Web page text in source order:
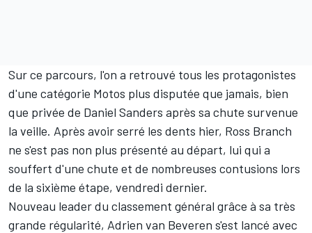
Sur ce parcours, l'on a retrouvé tous les protagonistes
d'une catégorie Motos plus disputée que jamais, bien
que privée de Daniel Sanders après sa chute survenue
la veille. Après avoir serré les dents hier, Ross Branch
ne s'est pas non plus présenté au départ, lui qui a
souffert d'une chute et de nombreuses contusions lors
de la sixième étape, vendredi dernier.
Nouveau leader du classement général grâce à sa très
grande régularité, Adrien van Beveren s'est lancé avec